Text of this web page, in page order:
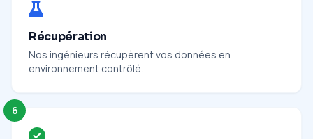
Récupération
Nos ingénieurs récupèrent vos données en
environnement contrôlé.
6